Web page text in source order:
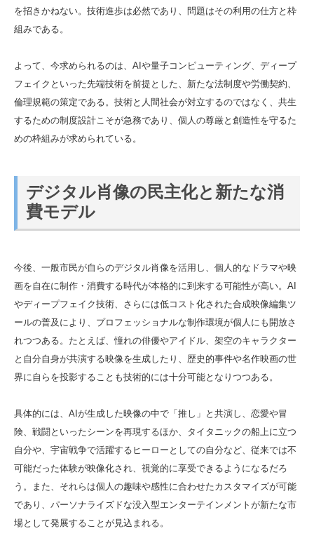
を招きかねない。技術進歩は必然であり、問題はその利用の仕方と枠
組みである。
よって、今求められるのは、AIや量子コンピューティング、ディープ
フェイクといった先端技術を前提とした、新たな法制度や労働契約、
倫理規範の策定である。技術と人間社会が対立するのではなく、共生
するための制度設計こそが急務であり、個人の尊厳と創造性を守るた
めの枠組みが求められている。
デジタル肖像の民主化と新たな消
費モデル
今後、一般市民が自らのデジタル肖像を活用し、個人的なドラマや映
画を自在に制作・消費する時代が本格的に到来する可能性が高い。AI
やディープフェイク技術、さらには低コスト化された合成映像編集ツ
ールの普及により、プロフェッショナルな制作環境が個人にも開放さ
れつつある。たとえば、憧れの俳優やアイドル、架空のキャラクター
と自分自身が共演する映像を生成したり、歴史的事件や名作映画の世
界に自らを投影することも技術的には十分可能となりつつある。
具体的には、AIが生成した映像の中で「推し」と共演し、恋愛や冒
険、戦闘といったシーンを再現するほか、タイタニックの船上に立つ
自分や、宇宙戦争で活躍するヒーローとしての自分など、従来では不
可能だった体験が映像化され、視覚的に享受できるようになるだろ
う。また、それらは個人の趣味や感性に合わせたカスタマイズが可能
であり、パーソナライズドな没入型エンターテインメントが新たな市
場として発展することが見込まれる。